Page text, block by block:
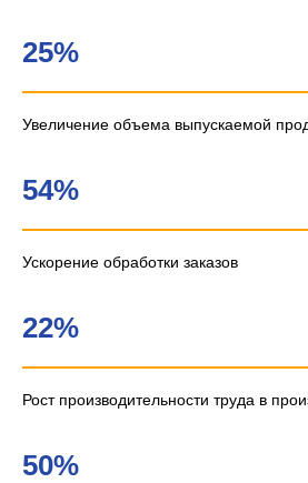
25%
Увеличение объема выпускаемой
54%
Ускорение обработки заказов
22%
Рост производительности труда в
50%